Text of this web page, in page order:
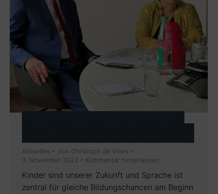
Aktuelles Von Christoph de Vries
3. November 2022
Kommentar hinterlassen
Kinder sind unserer Zukunft und Sprache ist
zentral für gleiche Bildungschancen am Beginn